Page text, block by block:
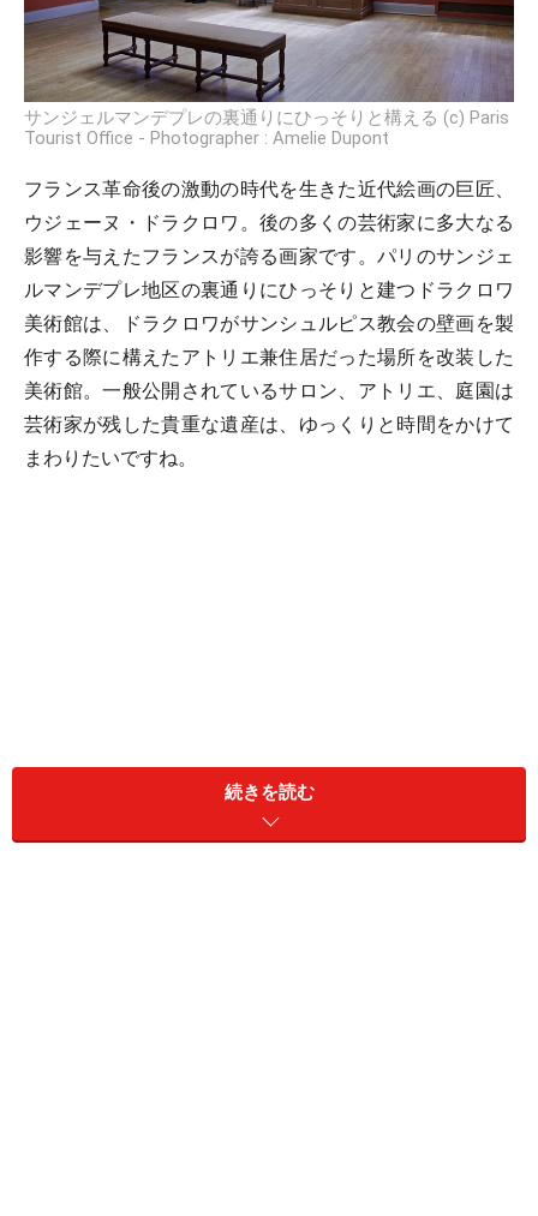
サンジェルマンデプレの裏通りにひっそりと構える (c) Paris
Tourist Office - Photographer : Amelie Dupont
フランス革命後の激動の時代を生きた近代絵画の巨匠、
ウジェーヌ・ドラクロワ。後の多くの芸術家に多大なる
影響を与えたフランスが誇る画家です。パリのサンジェ
ルマンデプレ地区の裏通りにひっそりと建つドラクロワ
美術館は、ドラクロワがサンシュルピス教会の壁画を製
作する際に構えたアトリエ兼住居だった場所を改装した
美術館。一般公開されているサロン、アトリエ、庭園は
芸術家が残した貴重な遺産は、ゆっくりと時間をかけて
まわりたいですね。
続きを読む